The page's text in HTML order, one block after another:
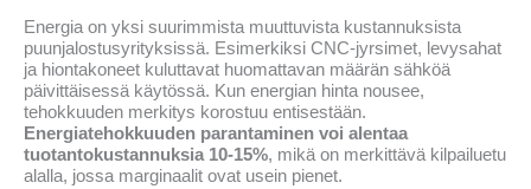
Energia on yksi suurimmista muuttuvista kustannuksista
puunjalostusyrityksissä. Esimerkiksi CNC-jyrsimet, levysahat
ja hiontakoneet kuluttavat huomattavan määrän sähköä
päivittäisessä käytössä. Kun energian hinta nousee,
tehokkuuden merkitys korostuu entisestään.
Energiatehokkuuden parantaminen voi alentaa
tuotantokustannuksia 10-15%, mikä on merkittävä kilpailuetu
alalla, jossa marginaalit ovat usein pienet.